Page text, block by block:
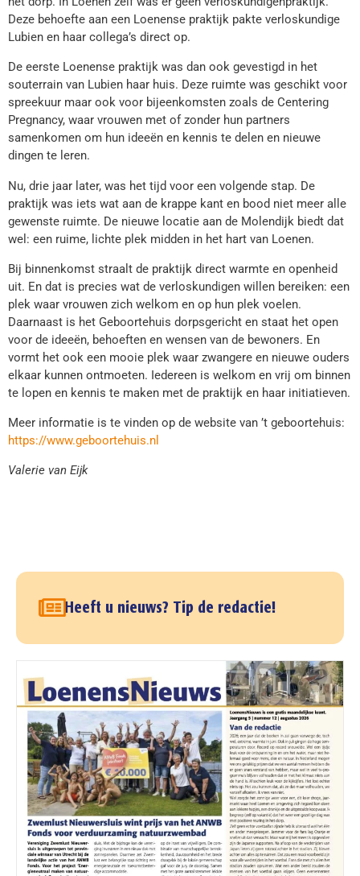
Deze behoefte aan een Loenense praktijk pakte verloskundige
Lubien en haar collega’s direct op.
De eerste Loenense praktijk was dan ook gevestigd in het
souterrain van Lubien haar huis. Deze ruimte was geschikt voor
spreekuur maar ook voor bijeenkomsten zoals de Centering
Pregnancy, waar vrouwen met of zonder hun partners
samenkomen om hun ideeën en kennis te delen en nieuwe
dingen te leren.
Nu, drie jaar later, was het tijd voor een volgende stap. De
praktijk was iets wat aan de krappe kant en bood niet meer alle
gewenste ruimte. De nieuwe locatie aan de Molendijk biedt dat
wel: een ruime, lichte plek midden in het hart van Loenen.
Bij binnenkomst straalt de praktijk direct warmte en openheid
uit. En dat is precies wat de verloskundigen willen bereiken: een
plek waar vrouwen zich welkom en op hun plek voelen.
Daarnaast is het Geboortehuis dorpsgericht en staat het open
voor de ideeën, behoeften en wensen van de bewoners. En
vormt het ook een mooie plek waar zwangere en nieuwe ouders
elkaar kunnen ontmoeten. Iedereen is welkom en vrij om binnen
te lopen en kennis te maken met de praktijk en haar initiatieven.
Meer informatie is te vinden op de website van ’t geboortehuis:
https://www.geboortehuis.nl
Valerie van Eijk
Heeft u nieuws? Tip de redactie!